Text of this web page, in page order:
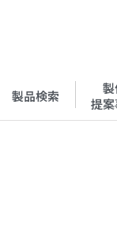
製品検索
提